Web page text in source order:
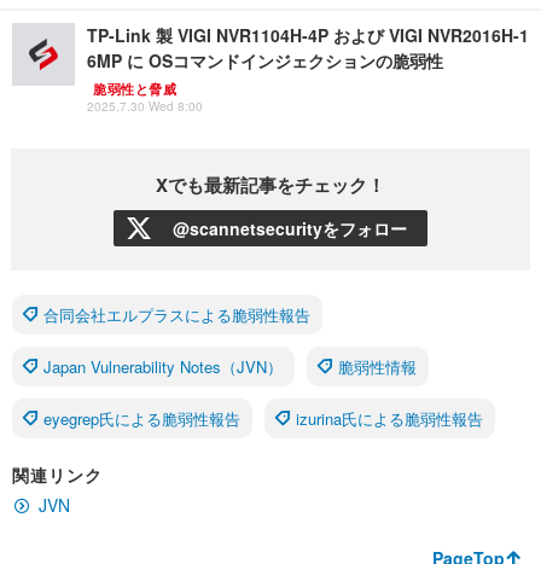
TP-Link 製 VIGI NVR1104H-4P および VIGI NVR2016H-1
6MP に OSコマンドインジェクションの脆弱性
脆弱性と脅威
2025.7.30 Wed 8:00
Xでも最新記事をチェック！
@scannetsecurityをフォロー
合同会社エルプラスによる脆弱性報告
Japan Vulnerability Notes（JVN） 脆弱性情報
eyegrep氏による脆弱性報告 izurina氏による脆弱性報告
関連リンク
JVN
PageTop